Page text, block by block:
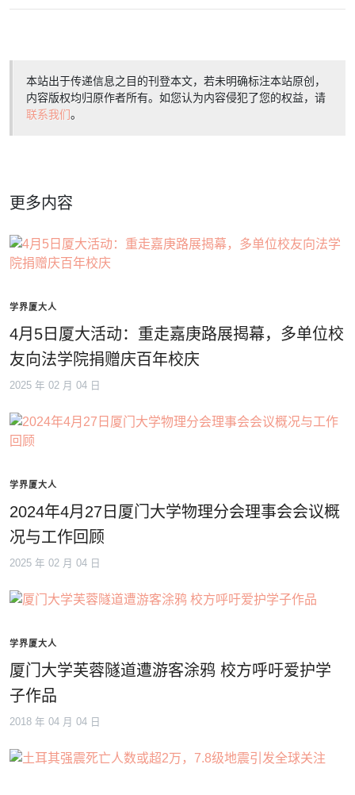
本站出于传递信息之目的刊登本文，若未明确标注本站原创，
内容版权均归原作者所有。如您认为内容侵犯了您的权益，请
联系我们。
更多内容
学界厦大人
4月5日厦大活动：重走嘉庚路展揭幕，多单位校
友向法学院捐赠庆百年校庆
2025 年 02 月 04 日
学界厦大人
2024年4月27日厦门大学物理分会理事会会议概
况与工作回顾
2025 年 02 月 04 日
学界厦大人
厦门大学芙蓉隧道遭游客涂鸦 校方呼吁爱护学
子作品
2018 年 04 月 04 日